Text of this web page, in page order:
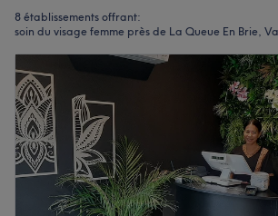
8 établissements offrant:
soin du visage femme près de La Queue En Brie,